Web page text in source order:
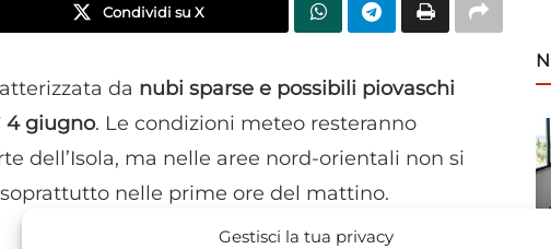
Gestisci la tua privacy
Condividi su X
da nubi sparse e possibili piovaschi
4 giugno. Le condizioni meteo resteranno
dell’Isola, ma nelle aree nord-orientali non si
nelle prime ore del mattino.